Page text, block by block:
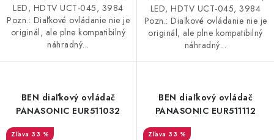
LED, HDTV UCT-045, 3984
Pozn.: Diaľkové ovládanie nie je
originál, ale plne kompatibilný
náhradný...
LED, HDTV UCT-045, 3984
Pozn.: Diaľkové ovládanie nie je
originál, ale plne kompatibilný
náhradný...
BEN diaľkový ovládač
PANASONIC EUR511032
33 %
BEN diaľkový ovládač
PANASONIC EUR511112
33 %